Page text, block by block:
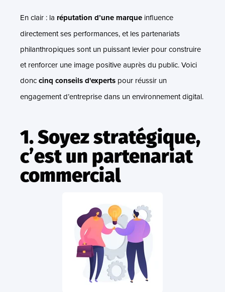
En clair : la réputation d’une marque influence
directement ses performances, et les partenariats
philanthropiques sont un puissant levier pour construire
et renforcer une image positive auprès du public. Voici
donccinq conseils d'experts pour réussir un
engagement d’entreprise dans un environnement digital.
1. Soyez stratégique,
c’est un partenariat
commercial